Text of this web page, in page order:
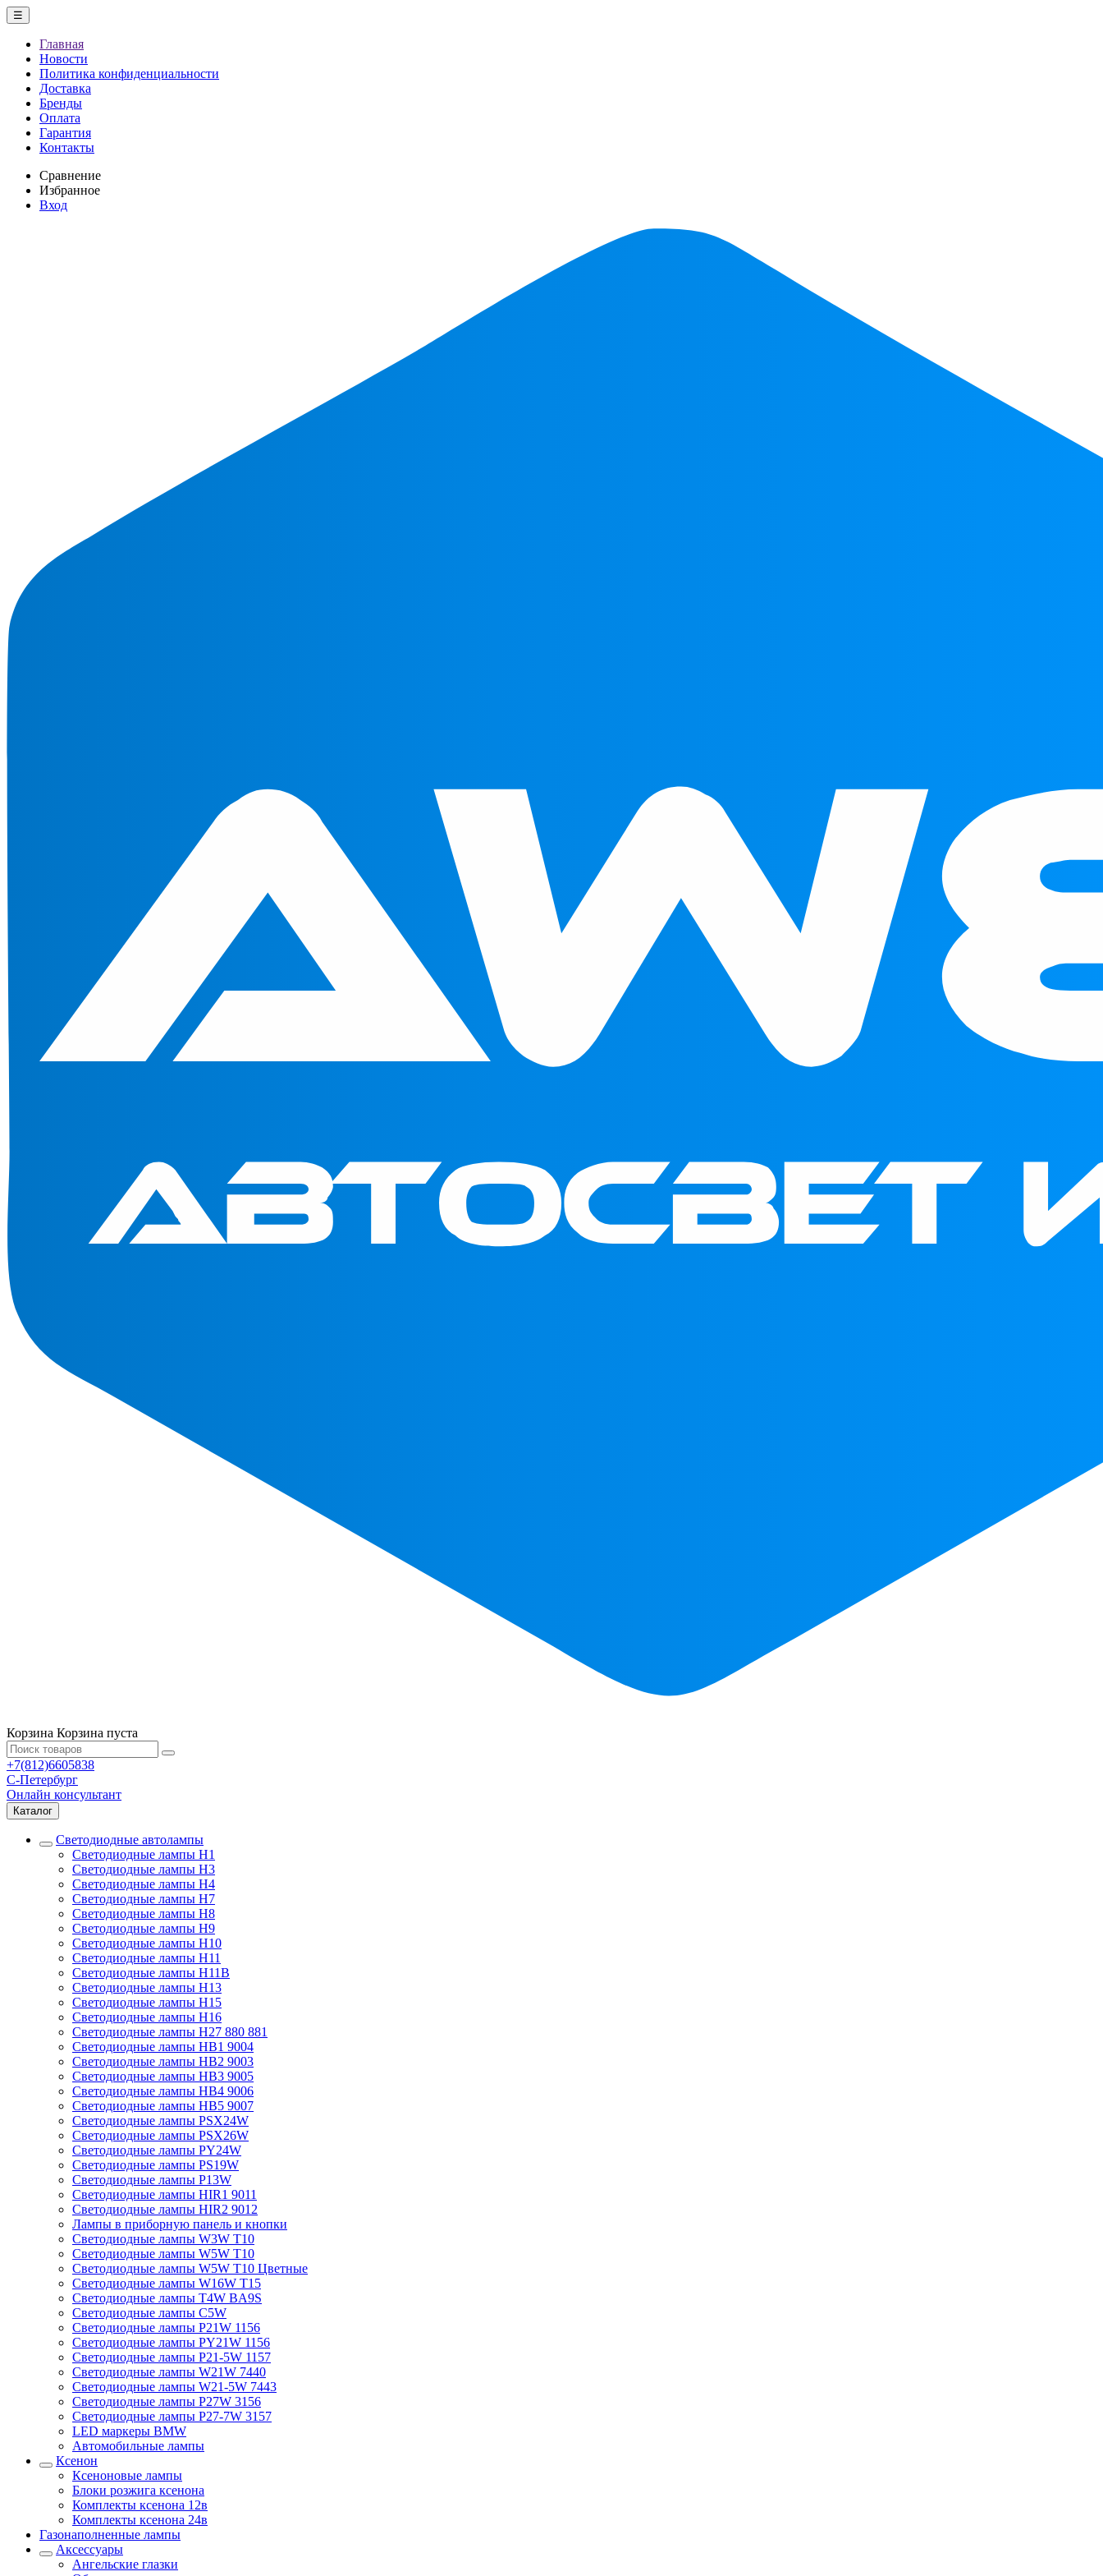
☰
Главная
Новости
Политика конфиденциальности
Доставка
Бренды
Оплата
Гарантия
Контакты
Сравнение
Избранное
Вход
Корзина Корзина пуста
+7(812)6605838
С-Петербург
Онлайн консультант
Каталог
Светодиодные автолампы
Светодиодные лампы H1
Светодиодные лампы H3
Светодиодные лампы H4
Светодиодные лампы H7
Светодиодные лампы H8
Светодиодные лампы H9
Светодиодные лампы H10
Светодиодные лампы H11
Светодиодные лампы H11B
Светодиодные лампы H13
Светодиодные лампы H15
Светодиодные лампы H16
Светодиодные лампы H27 880 881
Светодиодные лампы HB1 9004
Светодиодные лампы HB2 9003
Светодиодные лампы HB3 9005
Светодиодные лампы HB4 9006
Светодиодные лампы HB5 9007
Светодиодные лампы PSX24W
Светодиодные лампы PSX26W
Светодиодные лампы PY24W
Светодиодные лампы PS19W
Светодиодные лампы P13W
Светодиодные лампы HIR1 9011
Светодиодные лампы HIR2 9012
Лампы в приборную панель и кнопки
Светодиодные лампы W3W T10
Светодиодные лампы W5W T10
Светодиодные лампы W5W T10 Цветные
Светодиодные лампы W16W T15
Светодиодные лампы T4W BA9S
Светодиодные лампы C5W
Светодиодные лампы P21W 1156
Светодиодные лампы PY21W 1156
Светодиодные лампы P21-5W 1157
Светодиодные лампы W21W 7440
Светодиодные лампы W21-5W 7443
Светодиодные лампы P27W 3156
Светодиодные лампы P27-7W 3157
LED маркеры BMW
Автомобильные лампы
Ксенон
Ксеноновые лампы
Блоки розжига ксенона
Комплекты ксенона 12в
Комплекты ксенона 24в
Газонаполненные лампы
Аксессуары
Ангельские глазки